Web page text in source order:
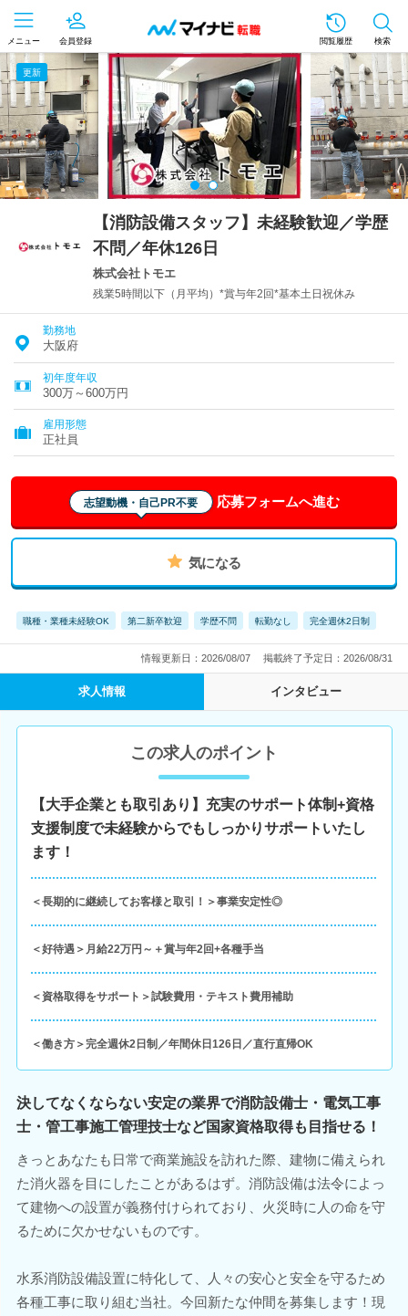
メニュー 会員登録 閲覧履歴 検索
更新
【消防設備スタッフ】未経験歓迎／学歴
不問／年休126日
株式会社トモエ
残業5時間以下（月平均）*賞与年2回*基本土日祝休み
勤務地
大阪府
初年度年収
300万～600万円
雇用形態
正社員
志望動機・自己PR不要 応募フォームへ進む
気になる
職種・業種未経験OK 第二新卒歓迎 学歴不問 転勤なし 完全週休2日制
情報更新日：2026/08/07 掲載終了予定日：2026/08/31
求人情報 インタビュー
この求人のポイント
【大手企業とも取引あり】充実のサポート体制+資格
支援制度で未経験からでもしっかりサポートいたし
ます！
＜長期的に継続してお客様と取引！＞事業安定性◎
＜好待遇＞月給22万円～＋賞与年2回+各種手当
＜資格取得をサポート＞試験費用・テキスト費用補助
＜働き方＞完全週休2日制／年間休日126日／直行直帰OK
決してなくならない安定の業界で消防設備士・電気工事
士・管工事施工管理技士など国家資格取得も目指せる！
きっとあなたも日常で商業施設を訪れた際、建物に備えられ
た消火器を目にしたことがあるはず。消防設備は法令によっ
て建物への設置が義務付けられており、火災時に人の命を守
るために欠かせないものです。
水系消防設備設置に特化して、人々の安心と安全を守るため
各種工事に取り組む当社。今回新たな仲間を募集します！現